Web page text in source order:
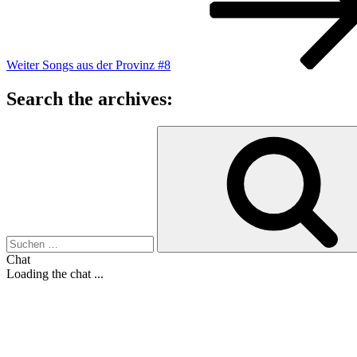
Weiter Songs aus der Provinz #8
Search the archives:
Chat
Loading the chat ...